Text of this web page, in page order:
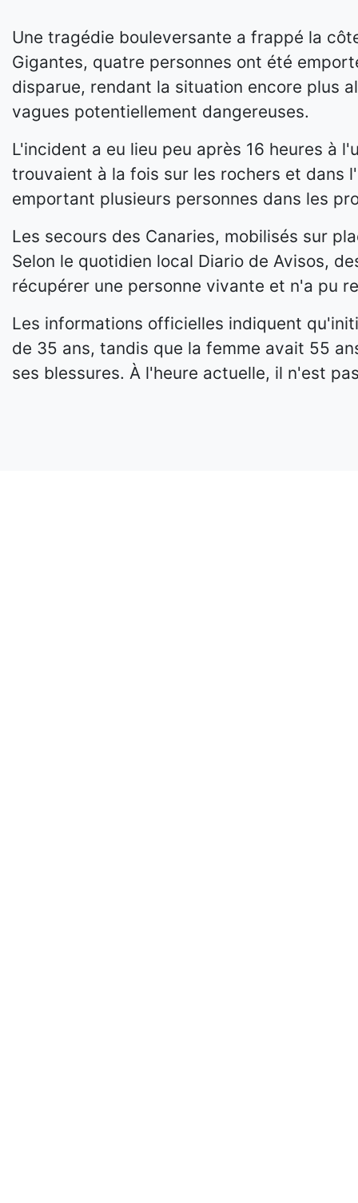
Une tragédie bouleversante a frappé la
Gigantes, quatre personnes ont été
disparue, rendant la situation encore plus
vagues potentiellement dangereuses.
L'incident a eu lieu peu après 16 heures à
trouvaient à la fois sur les rochers et dans
emportant plusieurs personnes dans les
Les secours des Canaries, mobilisés sur
Selon le quotidien local Diario de Avisos,
récupérer une personne vivante et n'a pu
Les informations officielles indiquent
de 35 ans, tandis que la femme avait 55
ses blessures. À l'heure actuelle, il n'est